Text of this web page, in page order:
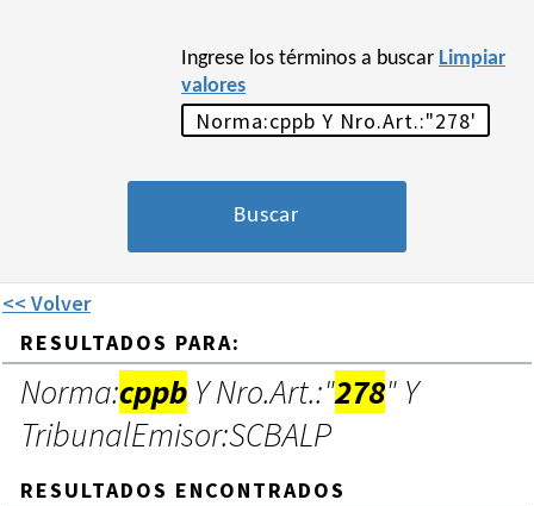
Ingrese los términos a buscar Limpiar
valores
<< Volver
RESULTADOS PARA:
Norma:cppb Y Nro.Art.:"278" Y
TribunalEmisor:SCBALP
RESULTADOS ENCONTRADOS